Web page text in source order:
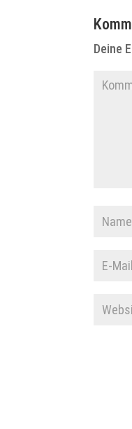
Deine